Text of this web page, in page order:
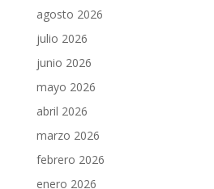
agosto 2026
julio 2026
junio 2026
mayo 2026
abril 2026
marzo 2026
febrero 2026
enero 2026